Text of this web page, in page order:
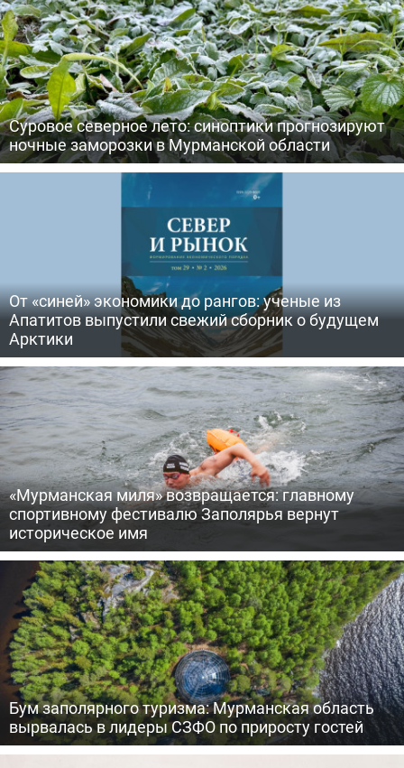
Суровое северное лето: синоптики прогнозируют
ночные заморозки в Мурманской области
От «синей» экономики до рангов: ученые из
Апатитов выпустили свежий сборник о будущем
Арктики
«Мурманская миля» возвращается: главному
спортивному фестивалю Заполярья вернут
историческое имя
Бум заполярного туризма: Мурманская область
вырвалась в лидеры СЗФО по приросту гостей